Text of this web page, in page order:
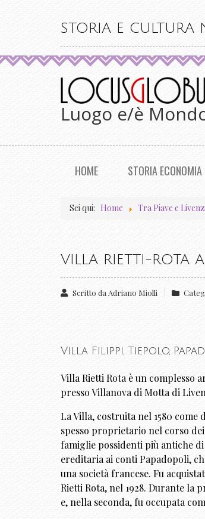
STORIA E CULTURA
Luogo e/è
HOME STORIA
Sei qui: Home Tra Piave e
VILLA RIETTI-ROTA
Scritto da Adriano Miolli
Villa Filippi, Tiepolo,
Villa Rietti Rota è un complesso
presso Villanova di Motta di
La Villa, costruita nel 1580
spesso proprietario nel corso
famiglie possidenti più antiche
ereditaria ai conti Papadopoli,
una società francese. Fu
Rietti Rota, nel 1928. Durante la
e, nella seconda, fu occupata